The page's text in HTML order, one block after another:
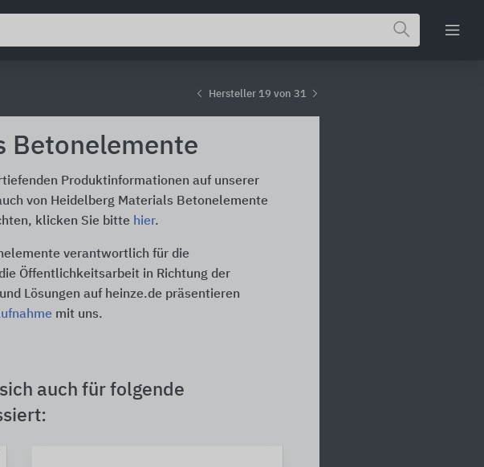
Hersteller 19 von 31
Betonelemente
Produktinformationen auf unserer
von Heidelberg Materials Betonelemente
klicken Sie bitte hier.
verantwortlich für die
Öffentlichkeitsarbeit in Richtung der
Lösungen auf heinze.de präsentieren
mit uns.
auch für folgende